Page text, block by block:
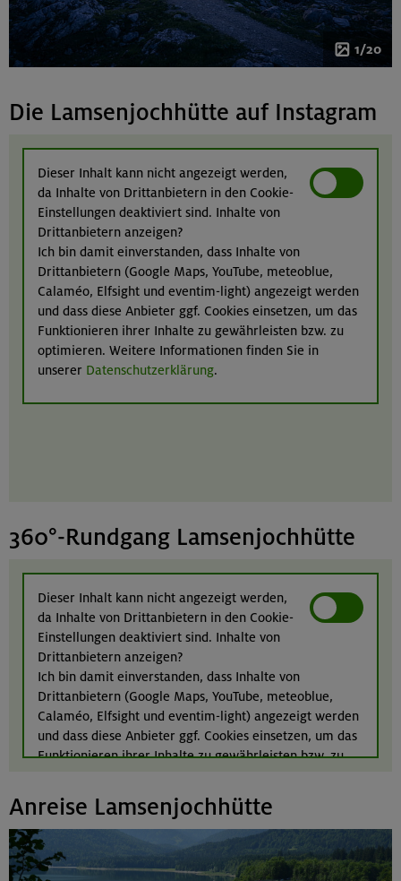
1/20
Die Lamsenjochhütte auf Instagram
Dieser Inhalt kann nicht angezeigt werden,
da Inhalte von Drittanbietern in den Cookie-
Einstellungen deaktiviert sind. Inhalte von
Drittanbietern anzeigen?
Ich bin damit einverstanden, dass Inhalte von
Drittanbietern (Google Maps, YouTube, meteoblue,
Calaméo, Elfsight und eventim-light) angezeigt werden
und dass diese Anbieter ggf. Cookies einsetzen, um das
Funktionieren ihrer Inhalte zu gewährleisten bzw. zu
optimieren. Weitere Informationen finden Sie in
unserer Datenschutzerklärung.
360°-Rundgang Lamsenjochhütte
Dieser Inhalt kann nicht angezeigt werden,
da Inhalte von Drittanbietern in den Cookie-
Einstellungen deaktiviert sind. Inhalte von
Drittanbietern anzeigen?
Ich bin damit einverstanden, dass Inhalte von
Drittanbietern (Google Maps, YouTube, meteoblue,
Calaméo, Elfsight und eventim-light) angezeigt werden
und dass diese Anbieter ggf. Cookies einsetzen, um das
Funktionieren ihrer Inhalte zu gewährleisten bzw. zu
unserer
Datenschutzerklärung
Anreise Lamsenjochhütte